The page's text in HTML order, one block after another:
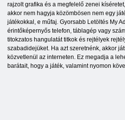
rajzolt grafika és a megfelelő zenei
akkor nem hagyja közömbösen nem egy
játékokkal, e műfaj. Gyorsabb Letöltés My
érintőképernyős telefon, táblagép vagy
titokzatos hangulatát titkok és rejtélyek
szabadidejüket. Ha azt szeretnénk, akkor
közvetlenül az interneten. Ez megadja a
barátait, hogy a játék, valamint nyomon